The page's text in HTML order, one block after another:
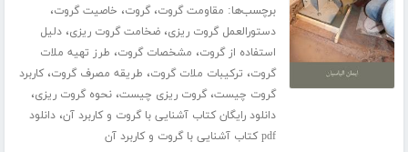
برچسب‌ها: مقاومت گروت،گروت، خاصیت گروت،
دستورالعمل گروت ریزی،ضخامت گروت ریزی،دلیل
استفاده از گروت، مشخصات گروت، طرز تهیه ملات
گروت، ترکیبات ملات گروت، طریقه مصرف گروت،کاربرد
گروت چیست،گروت ریزی چیست،نحوه گروت ریزی،
دانلود رایگان کتاب آشنایی با گروت و کاربرد آن،دانلود
pdf کتاب آشنایی با گروت و کاربرد آن